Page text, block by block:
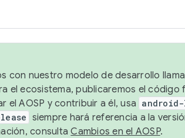
con nuestro modelo de desarrollo
el ecosistema, publicaremos el código
el AOSP y contribuir a él, usa
siempre hará referencia a la
consultaCambios en el AOSP.